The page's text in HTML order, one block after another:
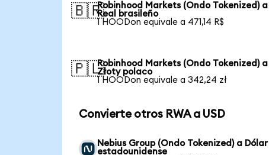
🇧🇷Robinhood Markets (Ondo Tokenized) a
Real brasileño
1 HOODon equivale a 471,14 R$
🇵🇱Robinhood Markets (Ondo Tokenized) a
Złoty polaco
1 HOODon equivale a 342,24 zł
Convierte otros RWA a USD
Nebius Group (Ondo Tokenized) a Dólar
estadounidense